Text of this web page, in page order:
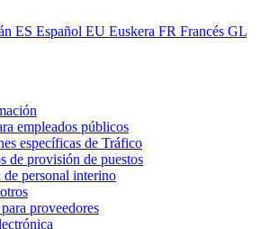
ES Español EU Euskera FR Francés GL
empleados públicos
específicas de Tráfico
de provisión de puestos
de personal interino
proveedores